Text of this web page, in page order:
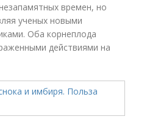
времен, но
ученых новыми
Оба корнеплода
действиями на